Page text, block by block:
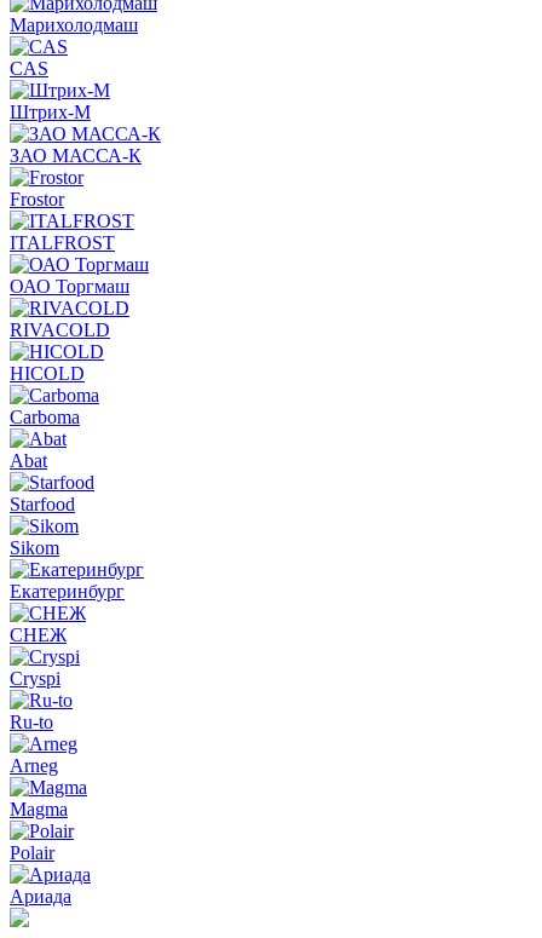
Марихолодмаш
CAS
Штрих-М
ЗАО МАССА-К
Frostor
ITALFROST
ОАО Торгмаш
RIVACOLD
HICOLD
Carboma
Abat
Starfood
Sikom
Екатеринбург
СНЕЖ
Cryspi
Ru-to
Arneg
Magma
Polair
Ариада